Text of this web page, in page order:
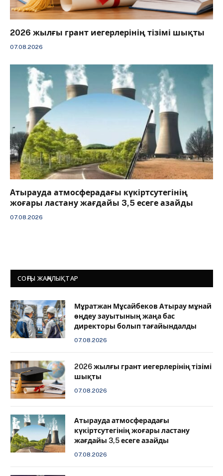
2026 жылғы грант иегерлерінің тізімі шықты
07.08.2026
Атырауда атмосферадағы күкіртсутегінің
жоғары ластану жағдайы 3,5 есеге азайды
07.08.2026
СОҢҒЫ ЖАҢАЛЫҚТАР
Мұратжан Мұсайбеков Атырау мұнай
өңдеу зауытының жаңа бас
директоры болып тағайындалды
07.08.2026
2026 жылғы грант иегерлерінің тізімі
шықты
07.08.2026
Атырауда атмосферадағы
күкіртсутегінің жоғары ластану
жағдайы 3,5 есеге азайды
07.08.2026